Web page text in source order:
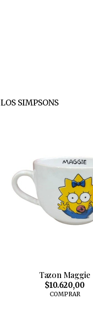
LOS SIMPSONS
Tazon Maggie
$10.620,00
COMPRAR